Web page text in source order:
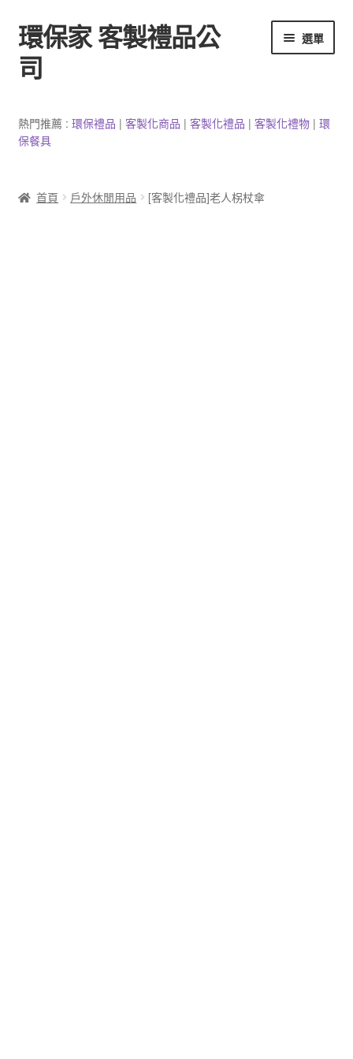
跳
至
導
跳
至
主
容
環保家 客製禮品公
司
選單
3C產品客製
熱門推薦 : 環保禮品 | 客製化商品 | 客製化禮品 | 客製化禮物| 環
保餐具
首頁 戶外休閒用品 [客製化禮品]老人柺杖傘